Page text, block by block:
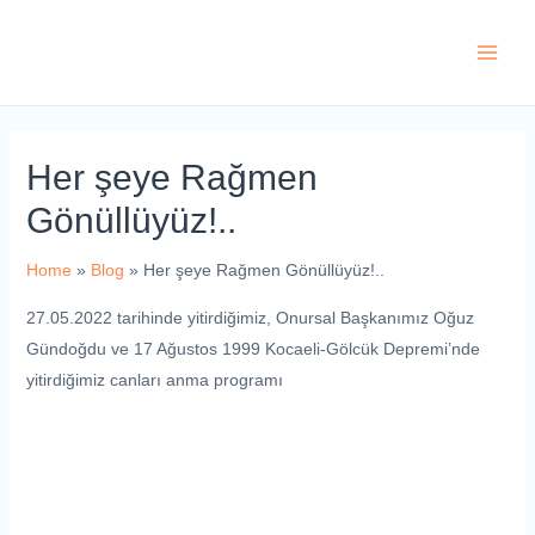
Her şeye Rağmen
Gönüllüyüz!..
Home Blog Her şeye Rağmen Gönüllüyüz!..
27.05.2022 tarihinde yitirdiğimiz, Onursal Başkanımız Oğuz
Gündoğdu ve 17 Ağustos 1999 Kocaeli-Gölcük Depremi’nde
yitirdiğimiz canları anma programı